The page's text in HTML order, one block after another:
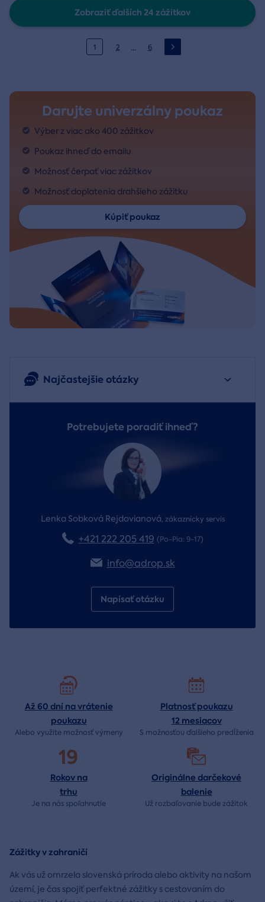
Zobraziť ďalších 24 zážitkov
1 2 … 6
Darujte univerzálny poukaz
Výber z viac ako 400 zážitkov
Poukaz ihneď do emailu
Možnosť čerpať viac zážitkov
Možnosť doplatenia drahšieho zážitku
Kúpiť poukaz
Najčastejšie otázky
Potrebujete poradiť ihneď?
Lenka Sobková Rejdovianová, zákaznícky servis
+421 222 205 419 (Po-Pia: 9-17)
info@adrop.sk
Napísať otázku
Až 60 dní na vrátenie
poukazu
Alebo využite možnosť výmeny
Platnosť poukazu
12 mesiacov
S možnosťou ďalšieho predĺženia
19
Rokov na
trhu
Je na nás spoľahnutie
Originálne darčekové
balenie
Už rozbaľovanie budezážitok
Zážitky v zahraničí
Ak vás už omrzela slovenská príroda alebo aktivity na našom
území, je čas spojiť perfektné zážitky s cestovaním do